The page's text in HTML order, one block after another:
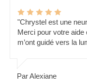
"Chrystel est une
Merci pour votre
m’ont guidé vers la
Par Alexiane